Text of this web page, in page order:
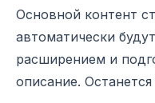
Основной контент
автоматически
расширением и
описание. Останется